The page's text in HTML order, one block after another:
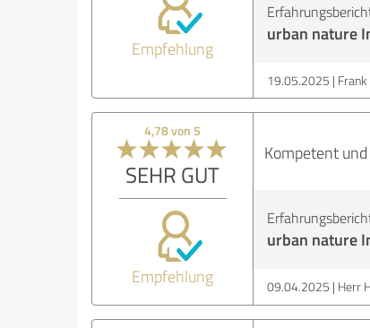
Empfehlung
urban nature
19.05.2025 Frank
4,78 von 5
SEHR GUT
Empfehlung
Kompetent
urban nature
09.04.2025 Herr